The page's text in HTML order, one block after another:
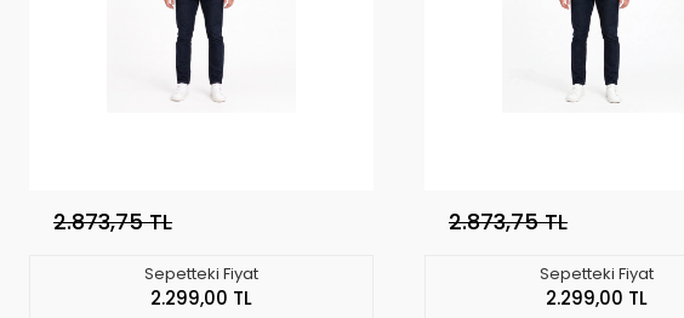
2.873,75 TL
Sepetteki Fiyat
2.299,00 TL
2.873,75 TL
Sepetteki Fiyat
2.299,00 TL